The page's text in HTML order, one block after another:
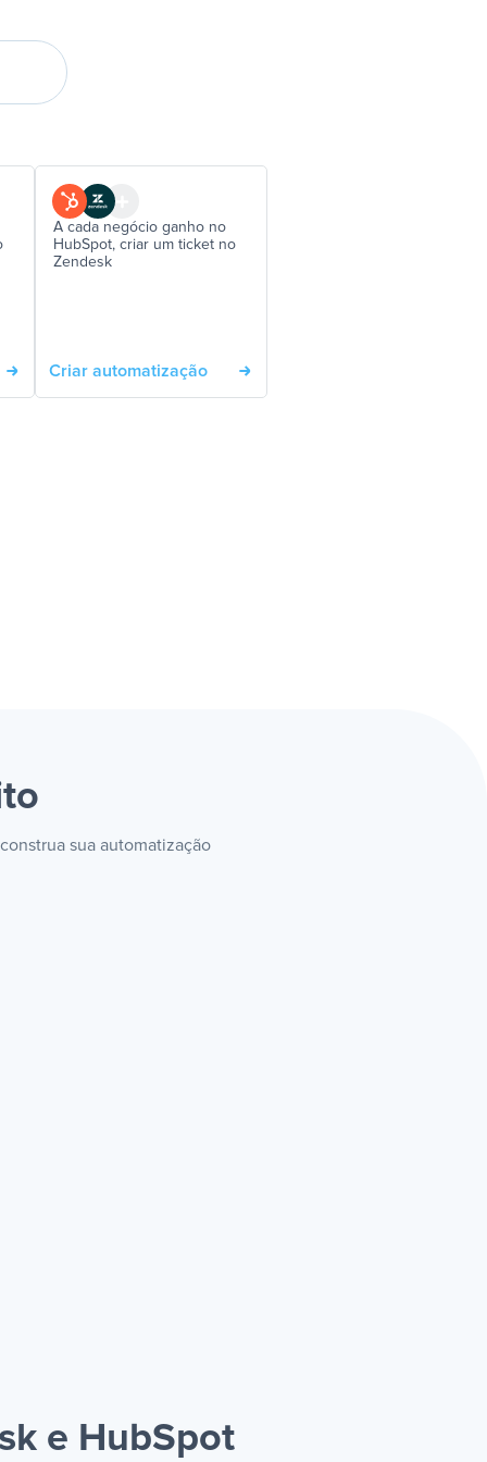
A cada negócio ganho no
HubSpot, criar um ticket no
Zendesk
Criar automatização
sua automatização
e HubSpot